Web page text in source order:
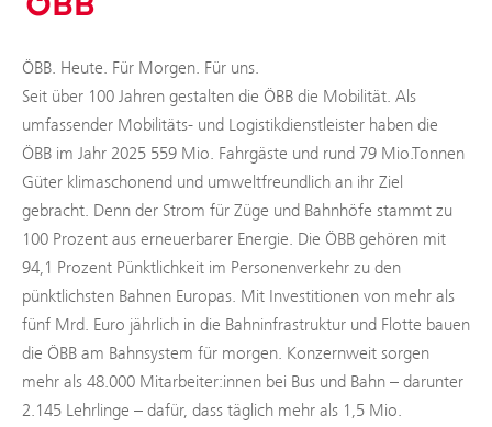
ÖBB. Heute. Für Morgen. Für uns.
Seit über 100 Jahren gestalten die ÖBB die Mobilität. Als
umfassender Mobilitäts- und Logistikdienstleister haben die
ÖBB im Jahr 2025 559 Mio. Fahrgäste und rund 79 Mio.Tonnen
Güter klimaschonend und umweltfreundlich an ihr Ziel
gebracht. Denn der Strom für Züge und Bahnhöfe stammt zu
100 Prozent aus erneuerbarer Energie. Die ÖBB gehören mit
94,1 Prozent Pünktlichkeit im Personenverkehr zu den
pünktlichsten Bahnen Europas. Mit Investitionen von mehr als
fünf Mrd. Euro jährlich in die Bahninfrastruktur und Flotte bauen
die ÖBB am Bahnsystem für morgen. Konzernweit sorgen
mehr als 48.000 Mitarbeiter:innen bei Bus und Bahn – darunter
2.145 Lehrlinge – dafür, dass täglich mehr als 1,5 Mio.